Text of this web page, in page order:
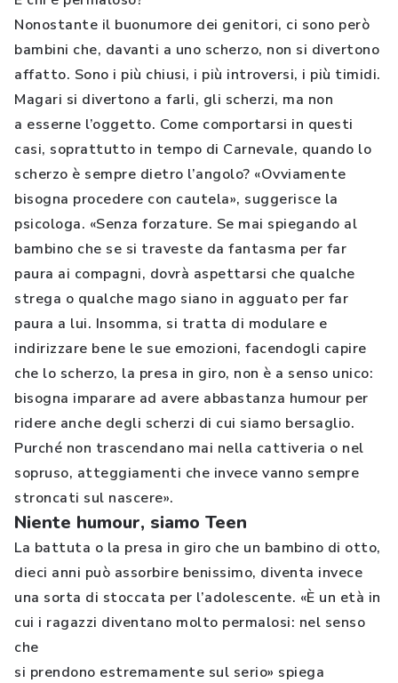
Nonostante il buonumore dei genitori, ci sono però
bambini che, davanti a uno scherzo, non si divertono
affatto. Sono i più chiusi, i più introversi, i più timidi.
Magari si divertono a farli, gli scherzi, ma non
a esserne l’oggetto. Come comportarsi in questi
casi, soprattutto in tempo di Carnevale, quando lo
scherzo è sempre dietro l’angolo? «Ovviamente
bisogna procedere con cautela», suggerisce la
psicologa. «Senza forzature. Se mai spiegando al
bambino che se si traveste da fantasma per far
paura ai compagni, dovrà aspettarsi che qualche
strega o qualche mago siano in agguato per far
paura a lui. Insomma, si tratta di modulare e
indirizzare bene le sue emozioni, facendogli capire
che lo scherzo, la presa in giro, non è a senso unico:
bisogna imparare ad avere abbastanza humour per
ridere anche degli scherzi di cui siamo bersaglio.
Purché non trascendano mai nella cattiveria o nel
sopruso, atteggiamenti che invece vanno sempre
stroncati sul nascere».
Niente humour, siamo Teen
La battuta o la presa in giro che un bambino di otto,
dieci anni può assorbire benissimo, diventa invece
una sorta di stoccata per l’adolescente. «È un età in
cui i ragazzi diventano molto permalosi: nel senso
che
si prendono estremamente sul serio» spiega